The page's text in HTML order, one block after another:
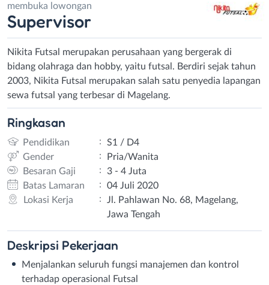
membuka lowongan
Supervisor
Nikita Futsal merupakan perusahaan yang bergerak di
bidang olahraga dan hobby, yaitu futsal. Berdiri sejak tahun
2003, Nikita Futsal merupakan salah satu penyedia lapangan
sewa futsal yang terbesar di Magelang.
Ringkasan
Pendidikan :
S1 / D4
Gender
:
Pria/Wanita
Besaran Gaji
:
3 - 4 Juta
Batas Lamaran
:
04 Juli 2020
Lokasi Kerja
:
Jl. Pahlawan No. 68, Magelang,
Jawa Tengah
Deskripsi Pekerjaan
Menjalankan seluruh fungsi manajemen dan kontrol
terhadap operasional Futsal